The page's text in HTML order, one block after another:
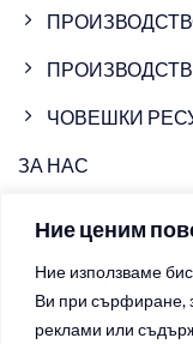
Ние ценим
Ние използваме
Ви при сърфиране,
реклами или
ЧОВЕШКИ
ЗА НАС
НОВИНИ
ВИДЕО